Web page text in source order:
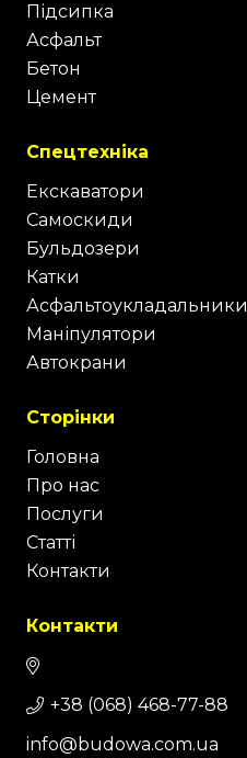
Підсипка
Асфальт
Бетон
Цемент
Спецтехніка
Екскаватори
Самоскиди
Бульдозери
Катки
Асфальтоукладальники
Маніпулятори
Автокрани
Сторінки
Головна
Про нас
Послуги
Статті
Контакти
Контакти
+38 (068) 468-77-88
info@budowa.com.ua